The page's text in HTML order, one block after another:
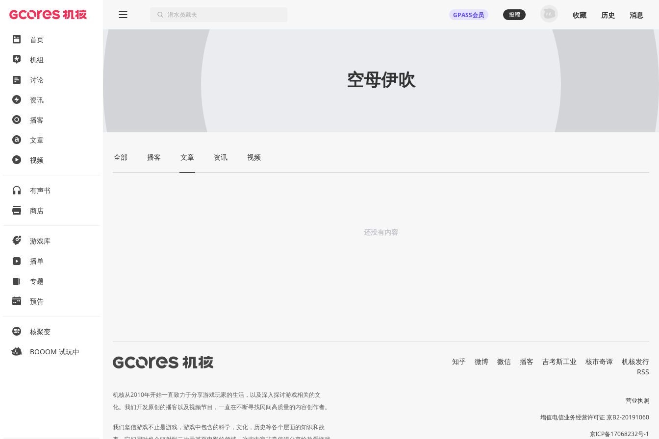
首页
机组
讨论
资讯
播客
文章
视频
有声书
商店
游戏库
播单
专题
预告
核聚变
BOOOM 试玩中
GPASS会员 收藏 历史 消息
空母伊吹
全部 播客 文章 资讯 视频
还没有内容
机核从2010年开始一直致力于分享游戏玩家的生活，以及深入探讨游戏相关的文
化。我们开发原创的播客以及视频节目，一直在不断寻找民间高质量的内容创作者。
我们坚信游戏不止是游戏，游戏中包含的科学，文化，历史等各个层面的知识和故
知乎 微博 微信 播客 吉考斯工业 核市奇谭
机核发行
RSS
营业执照
增值电信业务经营许可证 京B2-20191060
京ICP备17068232号-1